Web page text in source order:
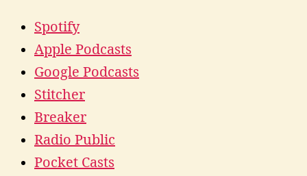
Spotify
Apple Podcasts
Google Podcasts
Stitcher
Breaker
Radio Public
Pocket Casts